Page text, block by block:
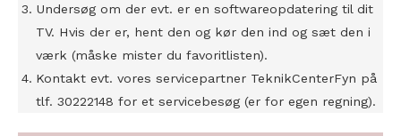
Undersøg om der evt. er en softwareopdatering til dit
TV. Hvis der er, hent den og kør den ind og sæt den i
værk (måske mister du favoritlisten).
Kontakt evt. vores servicepartner TeknikCenterFyn på
tlf. 30222148 for et servicebesøg (er for egen regning).